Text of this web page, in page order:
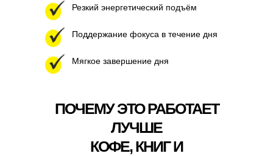
Резкий энергетический подъём
Поддержание фокуса в течение дня
Мягкое завершение дня
ПОЧЕМУ ЭТО РАБОТАЕТ
ЛУЧШЕ
КОФЕ, КНИГ И